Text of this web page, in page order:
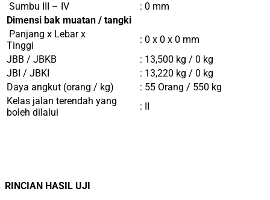
Sumbu III – IV
: 0 mm
Dimensi bak muatan / tangki
Panjang x Lebar x
Tinggi
: 0 x 0 x 0 mm
JBB / JBKB
: 13,500 kg / 0 kg
JBI / JBKI
: 13,220 kg / 0 kg
Daya angkut (orang / kg)
: 55 Orang / 550 kg
Kelas jalan terendah yang
boleh dilalui
: II
RINCIAN HASIL UJI